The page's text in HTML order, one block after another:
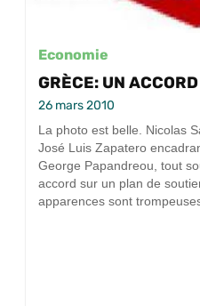
Economie
GRÈCE: UN
26 mars 2010
La photo est belle. Nicolas
José Luis Zapatero
George Papandreou, tout
accord sur un plan de
apparences sont